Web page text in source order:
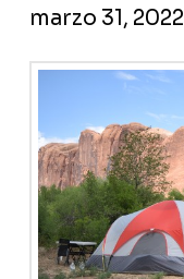
marzo 31, 2022